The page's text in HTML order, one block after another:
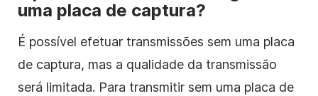
uma placa de captura?
É possível efetuar transmissões sem uma placa
de captura, mas a qualidade da transmissão
será limitada. Para transmitir sem uma placa de